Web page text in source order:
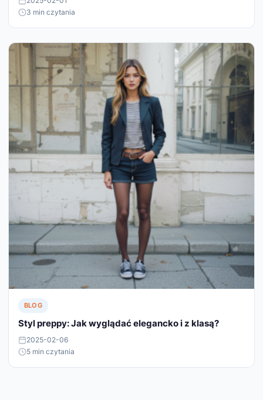
3 min czytania
BLOG
Styl preppy: Jak wyglądać elegancko i z klasą?
2025-02-06
5 min czytania